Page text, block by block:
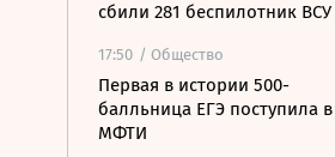
сбили 281 беспилотник ВСУ
17:50 / Общество
Первая в истории 500-
балльница ЕГЭ поступила в
МФТИ